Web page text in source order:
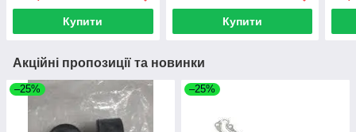
Купити Купити
Акційні пропозиції та новинки
–25% –25%